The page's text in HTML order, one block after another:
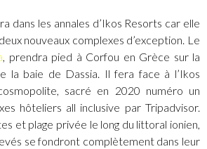
dans les annales d’Ikos Resorts car elle
nouveaux complexes d’exception. Le
, prendra pied à Corfou en Grèce sur la
la baie de Dassia. Il fera face à l’Ikos
sacré en 2020 numéro un
hôteliers all inclusive par Tripadvisor.
et plage privée le long du littoral ionien,
se fondront complètement dans leur